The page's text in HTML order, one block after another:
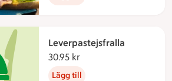
Leverpastejsfralla
30.95 kr
Lägg till